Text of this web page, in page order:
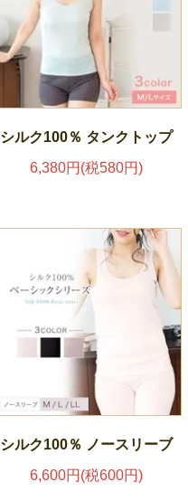
シルク100％ タンクトップ
6,380円(税580円)
シルク100％ ノースリーブ
6,600円(税600円)